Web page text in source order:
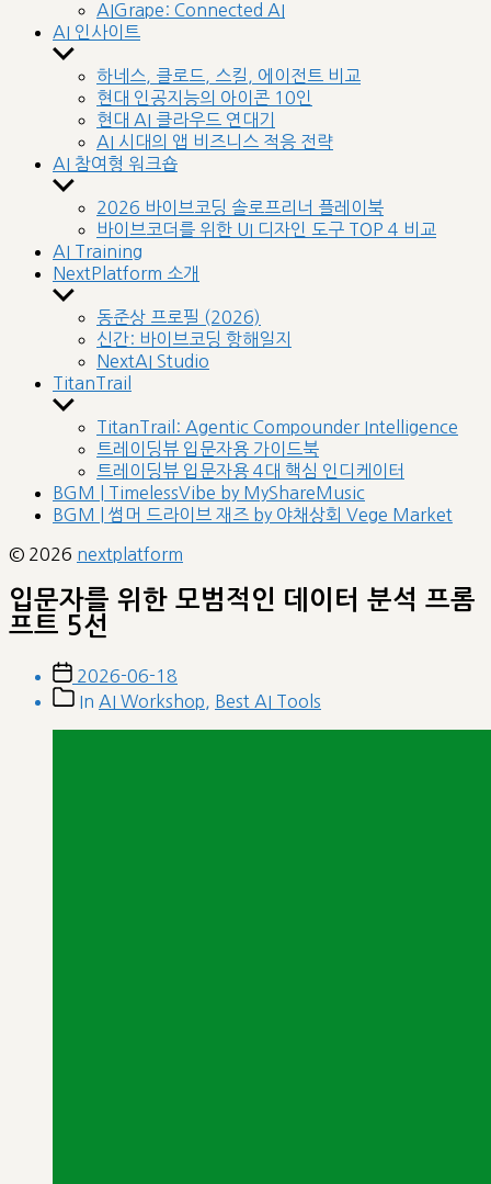
AIGrape: Connected AI
AI 인사이트
Show
sub
menu
하네스, 클로드, 스킬, 에이전트 비교
현대 인공지능의 아이콘 10인
현대 AI 클라우드 연대기
AI 시대의 앱 비즈니스 적응 전략
AI 참여형 워크숍
Show
sub
menu
2026 바이브코딩 솔로프리너 플레이북
바이브코더를 위한 UI 디자인 도구 TOP 4 비교
AI Training
NextPlatform 소개
Show
sub
menu
동준상 프로필 (2026)
신간: 바이브코딩 항해일지
NextAI Studio
TitanTrail
Show
sub
menu
TitanTrail: Agentic Compounder Intelligence
트레이딩뷰 입문자용 가이드북
트레이딩뷰 입문자용 4대 핵심 인디케이터
BGM | TimelessVibe by MyShareMusic
BGM | 썸머 드라이브 재즈 by 야채상회 Vege Market
© 2026 nextplatform
입문자를 위한 모범적인 데이터 분석 프롬
프트 5선
Post
date
2026-06-18
PostIn AI Workshop Best AI Tools